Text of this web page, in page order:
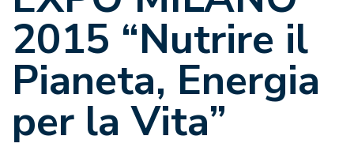
2015 “Nutrire il
Pianeta, Energia
per la Vita”